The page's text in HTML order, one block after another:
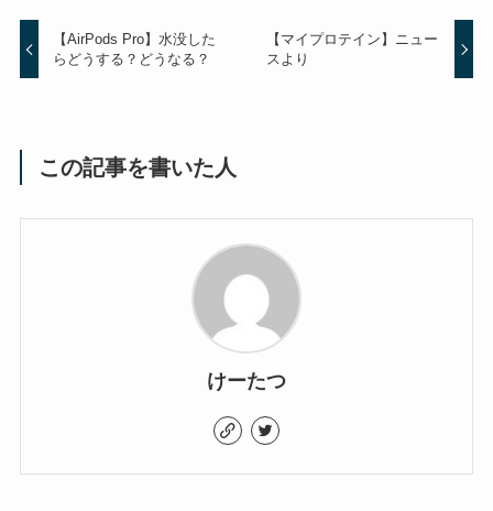
【AirPods Pro】水没した
らどうする？どうなる？
【マイプロテイン】ニュー
スより
この記事を書いた人
けーたつ